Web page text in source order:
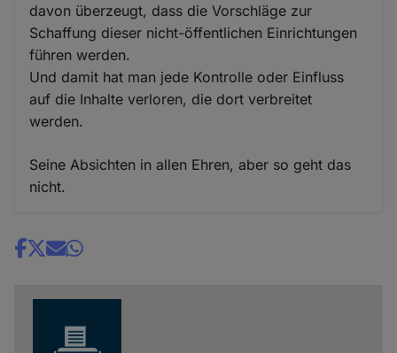
davon überzeugt, dass die Vorschläge zur
Schaffung dieser nicht-öffentlichen Einrichtungen
führen werden.
Und damit hat man jede Kontrolle oder Einfluss
auf die Inhalte verloren, die dort verbreitet
werden.
Seine Absichten in allen Ehren, aber so geht das
nicht.
Share